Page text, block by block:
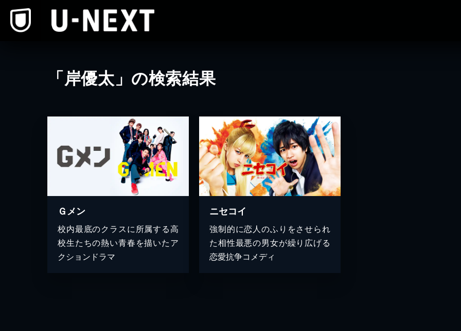
「岸優太」の検索結果
Ｇメン
校内最底のクラスに所属する高
校生たちの熱い青春を描いたア
クションドラマ
ニセコイ
強制的に恋人のふりをさせられ
た相性最悪の男女が繰り広げる
恋愛抗争コメディ